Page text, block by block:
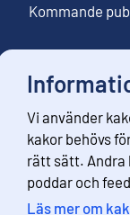
Vi använder
kakor behövs
rätt sätt. Andra
poddar och
Läs mer om
Kommande
Följ oss
Beställ